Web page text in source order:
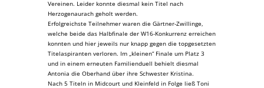
Vereinen. Leider konnte diesmal kein Titel nach
Herzogenaurach geholt werden.
Erfolgreichste Teilnehmer waren die Gärtner-Zwillinge,
welche beide das Halbfinale der W16-Konkurrenz erreichen
konnten und hier jeweils nur knapp gegen die topgesetzten
Titelaspiranten verloren. Im „kleinen“ Finale um Platz 3
und in einem erneuten Familienduell behielt diesmal
Antonia die Oberhand über ihre Schwester Kristina.
Nach 5 Titeln in Midcourt und Kleinfeld in Folge ließ Toni